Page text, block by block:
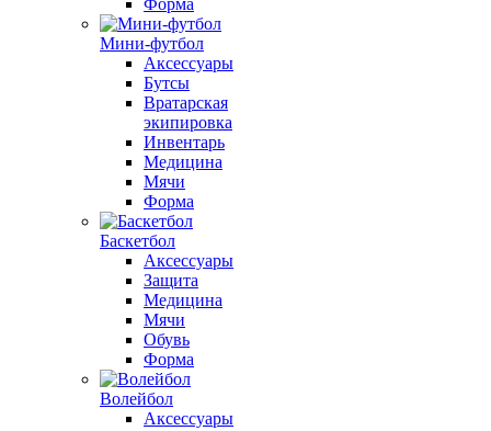
Форма
Мини-футбол
Аксессуары
Бутсы
Вратарская
экипировка
Инвентарь
Медицина
Мячи
Форма
Баскетбол
Аксессуары
Защита
Медицина
Мячи
Обувь
Форма
Волейбол
Аксессуары